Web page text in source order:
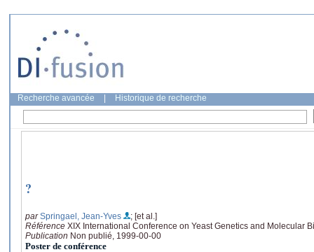
Recherche avancée Historique de recherche
?
parSpringael, Jean-Yves
; [et al.]
Référence XIX International Conference on Yeast Genetics and Molecular
Publication Non publié, 1999-00-00
Poster de conférence